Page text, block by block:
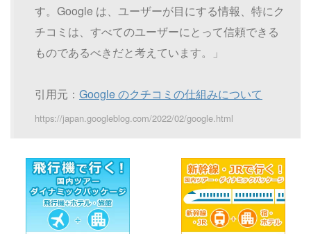
す。Google は、ユーザーが目にする情報、特にク
チコミは、すべてのユーザーにとって信頼できる
ものであるべきだと考えています。」
引用元： Google のクチコミの仕組みについて
https://japan.googleblog.com/2022/02/google.html